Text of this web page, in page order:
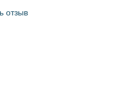
отзыв